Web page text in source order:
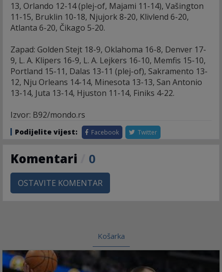
13, Orlando 12-14 (plej-of, Majami 11-14), Vašington
11-15, Bruklin 10-18, Njujork 8-20, Klivlend 6-20,
Atlanta 6-20, Čikago 5-20.
Zapad: Golden Stejt 18-9, Oklahoma 16-8, Denver 17-
9, L. A. Klipers 16-9, L. A. Lejkers 16-10, Memfis 15-10,
Portland 15-11, Dalas 13-11 (plej-of), Sakramento 13-
12, Nju Orleans 14-14, Minesota 13-13, San Antonio
13-14, Juta 13-14, Hjuston 11-14, Finiks 4-22.
Izvor: B92/mondo.rs
Podijelite vijest: Facebook Twitter
Komentari 0
OSTAVITE KOMENTAR
Košarka